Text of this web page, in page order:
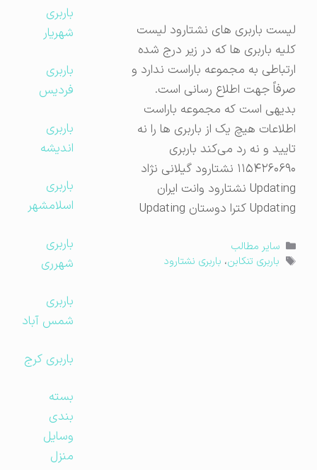
لیست باربری های نشتارود لیست
کلیه باربری ها که در زیر درج شده
ارتباطی به مجموعه باراست ندارد و
صرفاً جهت اطلاع رسانی است.
بدیهی است که مجموعه باراست
اطلاعات هیچ یک از باربری ها را نه
تایید و نه رد می‌کند باربری
۱۱۵۴۲۶۰۶۹۰ نشتارود گیلانی نژاد
Updating نشتارود وانت ایران
Updating کترا دوستان Updating
دسته‌ها
سایر مطالب
برچسب‌ها
باربری تنکابن،باربری نشتارود
باربری
شهریار
باربری
فردیس
باربری
اندیشه
باربری
اسلامشهر
باربری
شهرری
باربری
شمس آباد
باربری کرج
بسته
بندی
وسایل
منزل